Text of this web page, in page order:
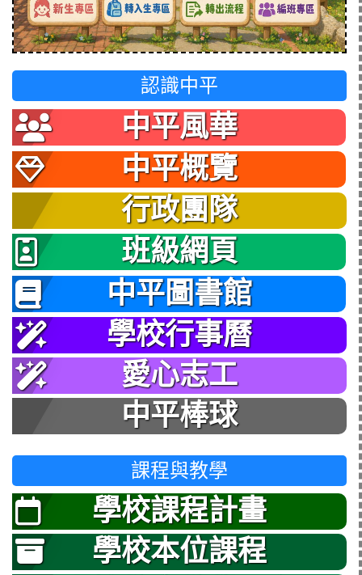
認識中平
中平風華
中平概覽
行政團隊
班級網頁
中平圖書館
學校行事曆
愛心志工
中平棒球
課程與教學
學校課程計畫
學校本位課程